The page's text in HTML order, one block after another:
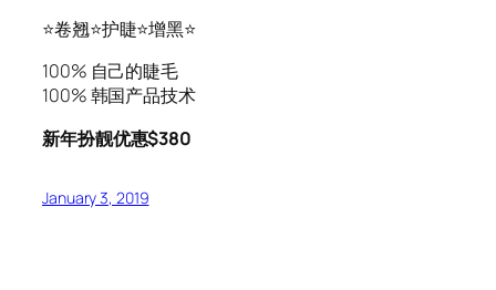
⭐️卷翘⭐️护睫⭐️增黑⭐️
100% 自己的睫毛
100% 韩国产品技术
新年扮靓优惠$380
January 3, 2019